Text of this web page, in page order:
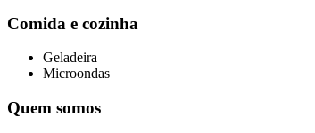
Comida e cozinha
Geladeira
Microondas
Quem somos